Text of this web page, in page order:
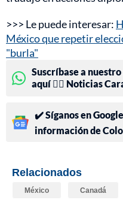
>>> Le puede interesar:
México que repetir
"burla"
Suscríbase a
aquí 👉🏻 Noticias
✔️ Síganos en
información de
Relacionados
México Canadá